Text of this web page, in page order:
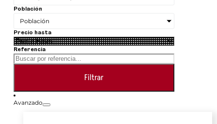
Población
Población
Precio hasta
Referencia
Filtrar
Avanzado